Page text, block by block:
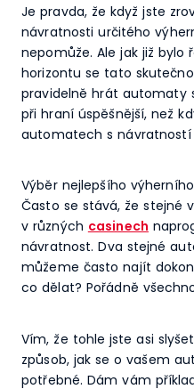
Je pravda, že když jste
návratnosti určitého
nepomůže. Ale jak již bylo
horizontu se tato
pravidelně hrát automaty
při hraní úspěšnější, než
automatech s návratností
Výběr nejlepšího
Často se stává, že stejné
v různých casinech
návratnost. Dva stejné
můžeme často najít
co dělat? Pořádně
Vím, že tohle jste asi
způsob, jak se o vašem
potřebné. Dám vám